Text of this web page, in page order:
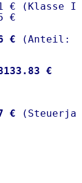
€ (Klasse I)
€
€
€
€